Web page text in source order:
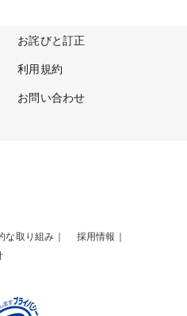
お詫びと訂正
利用規約
お問い合わせ
な取り組み
採用情報